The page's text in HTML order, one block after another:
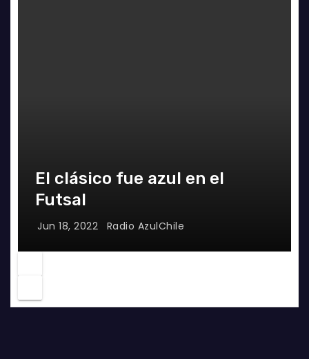
El clásico fue azul en el
Futsal
Jun 18, 2022 Radio AzulChile